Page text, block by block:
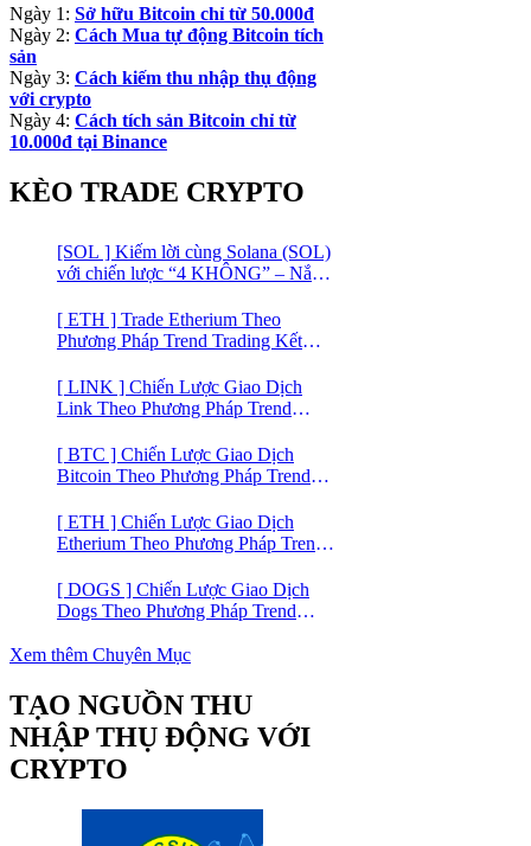
Ngày 1: Sở hữu Bitcoin chỉ từ 50.000đ
Ngày 2: Cách Mua tự động Bitcoin tích
sản
Ngày 3: Cách kiếm thu nhập thụ động
với crypto
Ngày 4: Cách tích sản Bitcoin chỉ từ
10.000đ tại Binance
KÈO TRADE CRYPTO
[SOL ] Kiếm lời cùng Solana (SOL)
với chiến lược “4 KHÔNG” – Nắm
lý
[ ETH ] Trade Etherium Theo
Phương Pháp Trend Trading Kết
[ LINK ] Chiến Lược Giao Dịch
Link Theo Phương Pháp Trend
[ BTC ] Chiến Lược Giao Dịch
Bitcoin Theo Phương Pháp Trend
[ ETH ] Chiến Lược Giao Dịch
Etherium Theo Phương Pháp Trend
[ DOGS ] Chiến Lược Giao Dịch
Dogs Theo Phương Pháp Trend
Yết trên Binance
Xem thêm Chuyên Mục
TẠO NGUỒN THU
NHẬP THỤ ĐỘNG VỚI
CRYPTO